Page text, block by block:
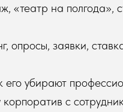
«театр на полгода»,
опросы, заявки,
убирают
с